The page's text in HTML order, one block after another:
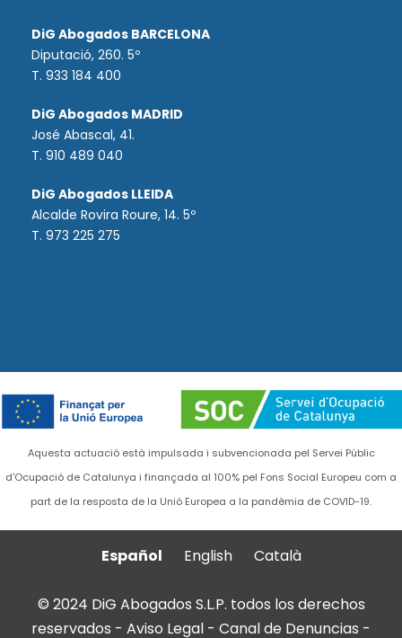
DiG Abogados BARCELONA
Diputació, 260. 5º
T. 933 184 400
DiG Abogados MADRID
José Abascal, 41.
T. 910 489 040
DiG Abogados LLEIDA
Alcalde Rovira Roure, 14. 5º
T. 973 225 275
Aquesta actuació està impulsada i subvencionada pel Servei Públic
d'Ocupació de Catalunya i finançada al 100% pel Fons Social Europeu com a
part de la resposta de la Unió Europea a la pandèmia de COVID-19.
Español English Català
© 2024 DiG Abogados S.L.P. todos los derechos
reservados - Aviso Legal - Canal de Denuncias -